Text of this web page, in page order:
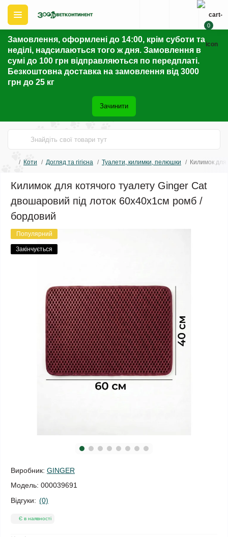
Замовлення, оформлені до 14:00, крім суботи та
неділі, надсилаються того ж дня. Замовлення в
сумі до 100 грн відправляються по передплаті.
Безкоштовна доставка на замовлення від 3000
грн до 25 кг
Зачинити
0
Коти Догляд та гігієна Туалети, килимки, пелюшки Килимок
Килимок для котячого туалету Ginger Cat
двошаровий під лоток 60х40х1см ромб /
бордовий
Популярний
Закінчується
Виробник: GINGER
Модель: 000039691
Відгуки: (0)
Є в наявності